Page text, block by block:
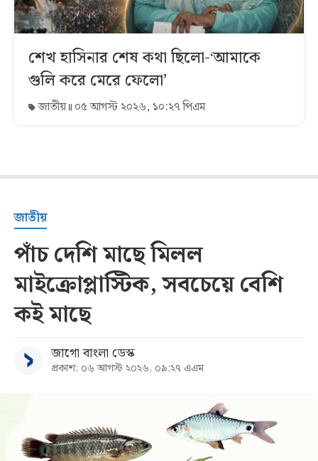
শেখ হাসিনার শেষ কথা ছিলো-‘আমাকে
গুলি করে মেরে ফেলো’
জাতীয় ০৫ আগস্ট ২০২৬, ১০:২৭ পিএম
জাতীয়
পাঁচ দেশি মাছে মিলল
মাইক্রোপ্লাস্টিক, সবচেয়ে বেশি
কই মাছে
জাগো বাংলা ডেস্ক
প্রকাশ: ০৬ আগস্ট ২০২৬, ০৯:২৭ এএম